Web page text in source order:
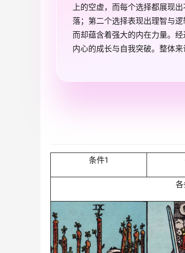
上的空虚，而每个选择都展现
落；第二个选择表现出理智与
而却蕴含着强大的内在力量。
内心的成长与自我突破。整体
条件1